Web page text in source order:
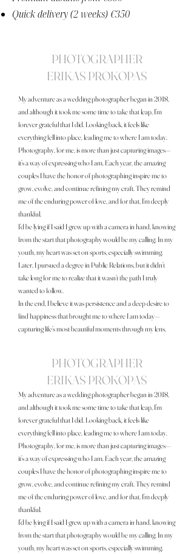
Quick delivery (2 weeks) €350
PHOTOGRAPHER
ERIKAS PROKOPAS
My adventure as a wedding photographer began in 2018,
and although it took me some time to take that leap, I’m
forever grateful that I did. Looking back, it feels like
everything fell into place, leading me to where I am today.
Photography, for me, is more than just capturing images—
it’s a way of expressing who I am. Each year, the amazing
couples I have the honor of photographing inspire me to
grow, evolve, and continue refining my craft. They remind
me of the enduring power of love, and for that, I’m deeply
thankful.
I’d be lying if I said I grew up with a camera in hand, knowing
from the start that photography would be my calling. In my
youth, my heart was set on sports, especially swimming.
Later, I pursued a degree in Public Relations, but it didn’t
take long for me to realize that it wasn’t the path I truly
wanted to follow.
In the end, I believe it was persistence and a deep desire to
find happiness that brought me to where I am today—
capturing life’s most beautiful moments through my lens.
PHOTOGRAPHER
ERIKAS PROKOPAS
My adventure as a wedding photographer began in 2018,
and although it took me some time to take that leap, I’m
forever grateful that I did. Looking back, it feels like
everything fell into place, leading me to where I am today.
Photography, for me, is more than just capturing images—
it’s a way of expressing who I am. Each year, the amazing
couples I have the honor of photographing inspire me to
grow, evolve, and continue refining my craft. They remind
me of the enduring power of love, and for that, I’m deeply
thankful.
I’d be lying if I said I grew up with a camera in hand, knowing
from the start that photography would be my calling. In my
youth, my heart was set on sports, especially swimming.